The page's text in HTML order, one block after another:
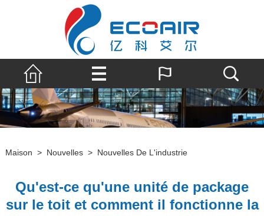
Maison > Nouvelles > Nouvelles De L'industrie
Qu'est-ce qu'une unité de package
sur le toit et comment il fonctionne la